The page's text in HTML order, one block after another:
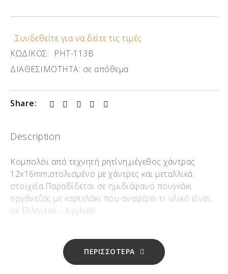
Συνδεθείτε για να δείτε τις τιμές
ΚΩΔΙΚΟΣ: ΡΗΤ-113Β
ΔΙΑΘΕΣΙΜΟΤΗΤΑ: σε απόθεμα
Share:
Description
Κομπολόι από τεχνητή ρητίνη,μέγεθος χάντρας
12x16mm,στολισμένο με χάντρες και μεταλλικά
στοιχεία.Παραδίδεται σε ημιδιάφανο πουγκάκι
οργάντζας με καρτελάκι που αναφέρει τι υλικό είναι,
σε Ελληνικά – Αγγλικά.
ΠΕΡΙΣΣΟΤΕΡΑ